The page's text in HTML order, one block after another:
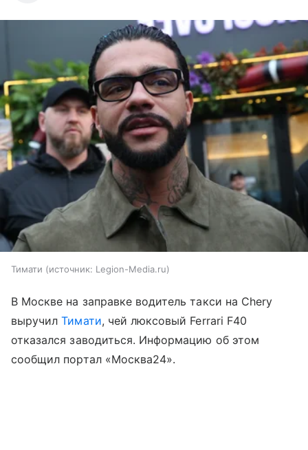
Тимати источник: Legion-Media.ru
В Москве на заправке водитель такси на Chery
выручилТимати, чей люксовый Ferrari F40
отказался заводиться. Информацию об этом
сообщил портал «Москва24».